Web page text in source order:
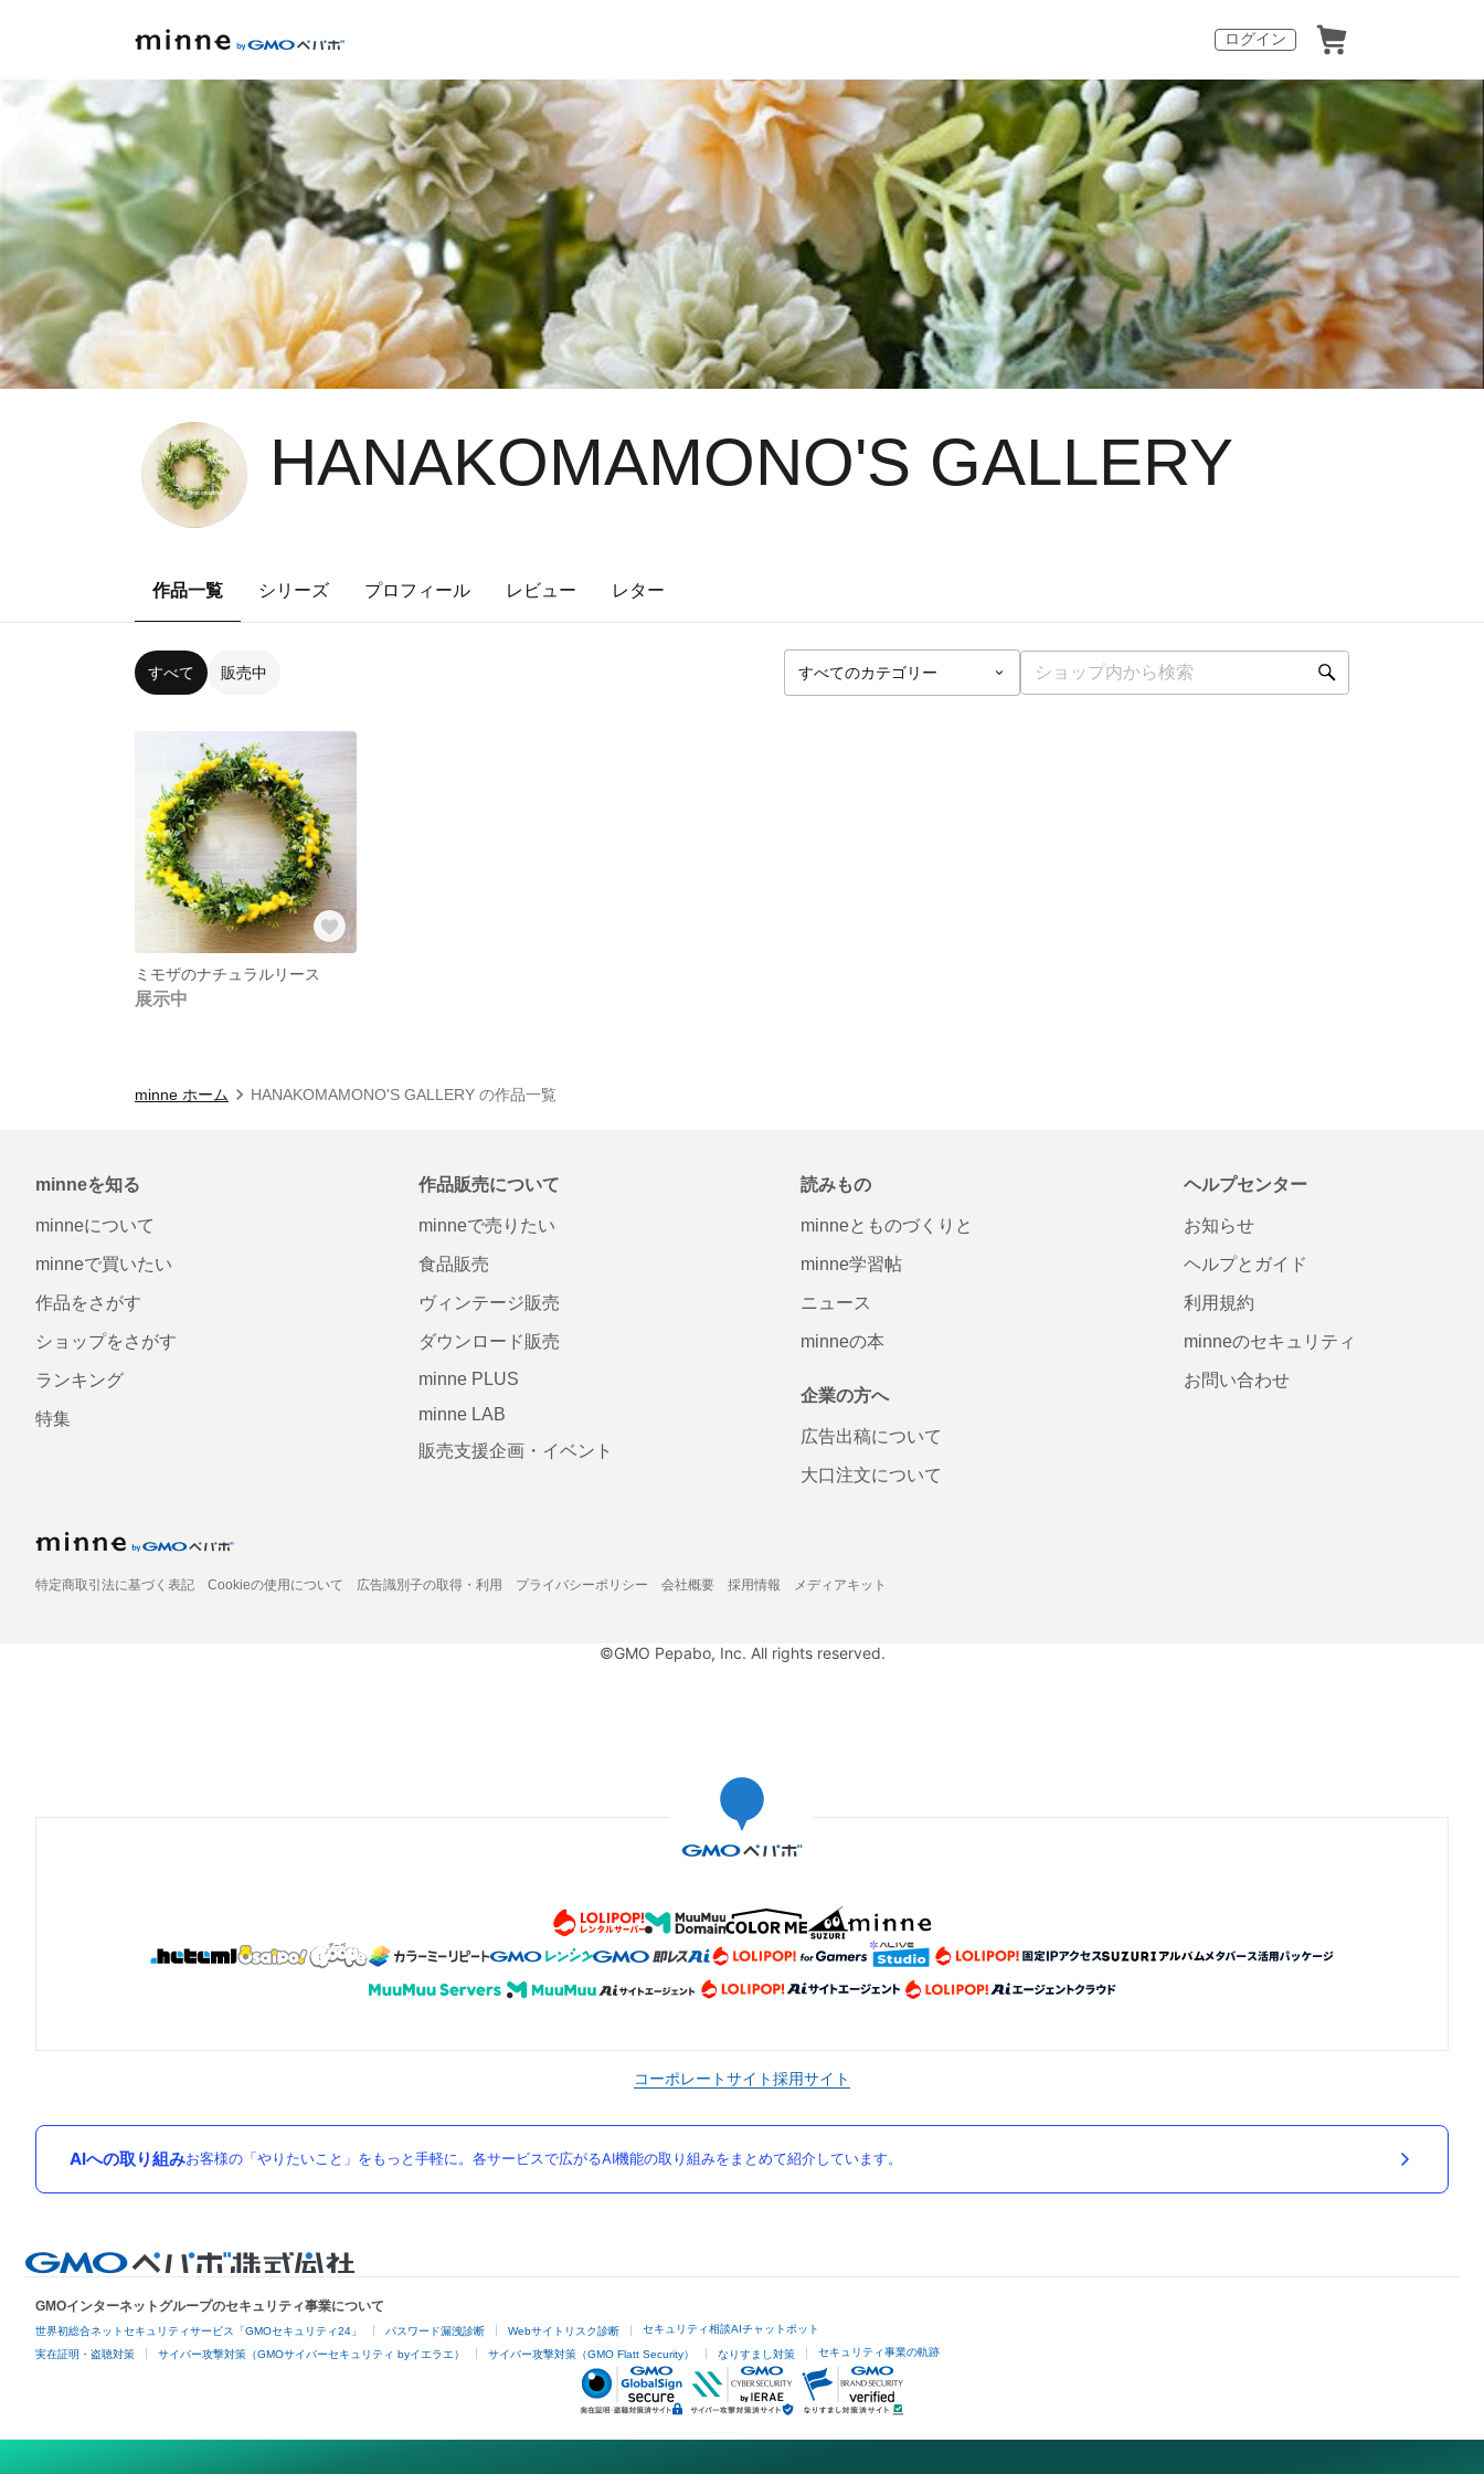
ログイン
HANAKOMAMONO'S GALLERY
作品一覧 シリーズ プロフィール レビュー レター
すべて 販売中
ミモザのナチュラルリース
展示中
minne ホーム HANAKOMAMONO'S GALLERY の作品一覧
minneを知る
minneについて
minneで買いたい
作品をさがす
ショップをさがす
ランキング
特集
作品販売について
minneで売りたい
食品販売
ヴィンテージ販売
ダウンロード販売
minne PLUS
minne LAB
販売支援企画・イベント
読みもの
minneとものづくりと
minne学習帖
ニュース
minneの本
企業の方へ
広告出稿について
大口注文について
ヘルプセンター
お知らせ
ヘルプとガイド
利用規約
minneのセキュリティ
お問い合わせ
特定商取引法に基づく表記 Cookieの使用について 広告識別子の取得・利用 プライバシーポリシー 会社概要 採用情報 メディアキット
©GMO Pepabo, Inc. All rights reserved.
コーポレートサイト採用サイト
AIへの取り組みお客様の「やりたいこと」をもっと手軽に。各サービスで広がるAI機能の取り組みをまとめて紹介しています。
GMOインターネットグループのセキュリティ事業について
世界初総合ネットセキュリティサービス「GMOセキュリティ24」 パスワード漏洩診断 Webサイトリスク診断 セキュリティ相談AIチャットボット
実在証明・盗聴対策 サイバー攻撃対策（GMOサイバーセキュリティ byイエラエ） サイバー攻撃対策（GMO Flatt Security） なりすまし対策 セキュリティ事業の軌跡